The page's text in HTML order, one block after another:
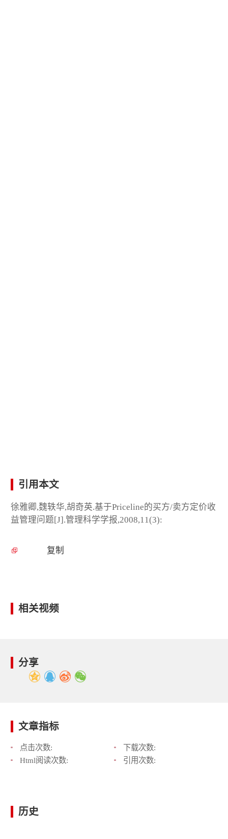
引用本文
徐雅卿,魏轶华,胡奇英.基于Priceline的买方/卖方定价收
益管理问题[J].管理科学学报,2008,11(3):
复制
相关视频
分享
文章指标
点击次数:
下载次数:
Html阅读次数:
引用次数:
历史